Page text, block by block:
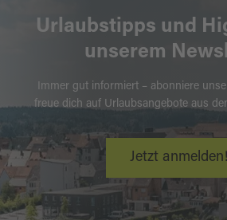
Urlaubstipps und
unserem
Immer gut informiert – abonniere
freue dich auf Urlaubsangebote aus
Jetzt anmelden!